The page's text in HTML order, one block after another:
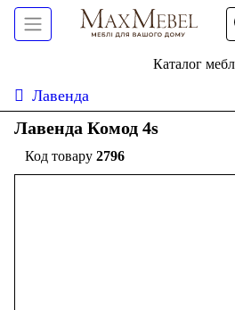
Каталог
Лавенда
Лавенда Комод 4s
2796